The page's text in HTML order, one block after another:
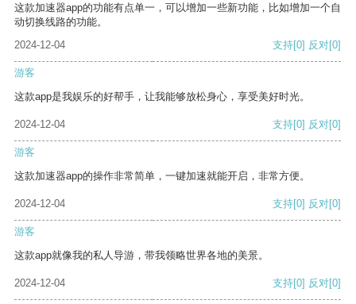
这款加速器app的功能有点单一，可以增加一些新功能，比如增加一个自
动切换线路的功能。
2024-12-04
支持[0] 反对[0]
游客
这款app是我娱乐的好帮手，让我能够放松身心，享受美好时光。
2024-12-04 支持[0] 反对[0]
游客
这款加速器app的操作非常简单，一键加速就能开启，非常方便。
2024-12-04 支持[0] 反对[0]
游客
这款app就像我的私人导游，带我领略世界各地的美景。
2024-12-04 支持[0] 反对[0]